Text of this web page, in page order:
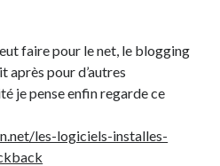
faire pour le net, le blogging
après pour d’autres
je pense enfin regarde ce
les-logiciels-installes-